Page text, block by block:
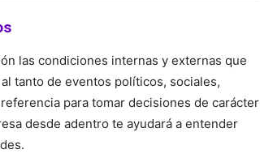
las condiciones internas y externas que
tanto de eventos políticos, sociales,
para tomar decisiones de carácter
desde adentro te ayudará a entender